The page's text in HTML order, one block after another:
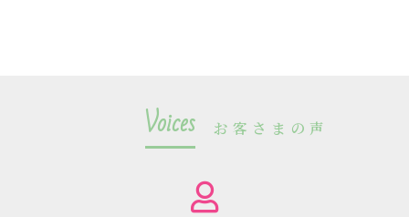
Voices お客さまの声